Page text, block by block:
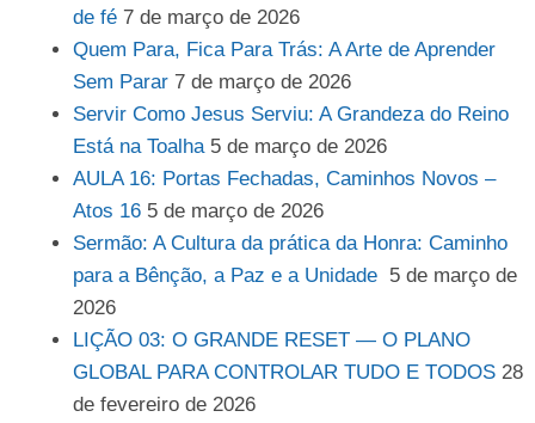
de fé 7 de março de 2026
Quem Para, Fica Para Trás: A Arte de Aprender
Sem Parar 7 de março de 2026
Servir Como Jesus Serviu: A Grandeza do Reino
Está na Toalha 5 de março de 2026
AULA 16: Portas Fechadas, Caminhos Novos –
Atos 16 5 de março de 2026
Sermão: A Cultura da prática da Honra: Caminho
para a Bênção, a Paz e a Unidade 5 de março de
2026
LIÇÃO 03: O GRANDE RESET — O PLANO
GLOBAL PARA CONTROLAR TUDO E TODOS 28
de fevereiro de 2026